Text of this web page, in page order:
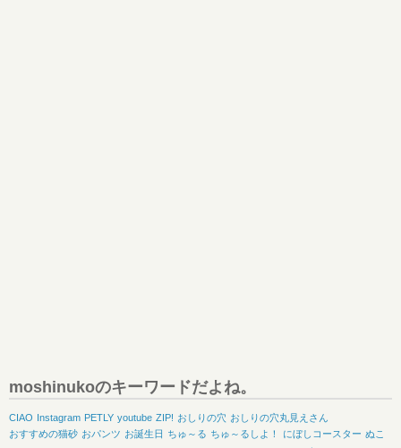
moshinukoのキーワードだよね。
CIAO Instagram PETLY youtube ZIP! おしりの穴 おしりの穴丸見えさん
おすすめの猫砂 おパンツ お誕生日 ちゅ～る ちゅ～るしよ！ にぼしコースター ぬこ